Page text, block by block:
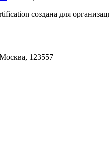
создана для
123557